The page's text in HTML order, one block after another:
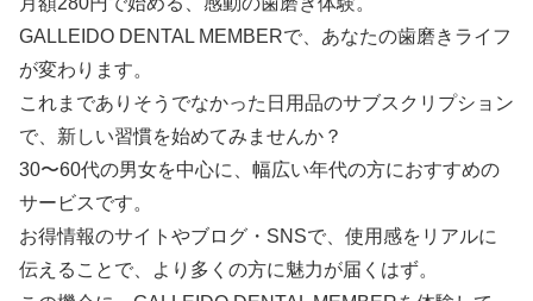
GALLEIDO DENTAL MEMBERで、あなたの歯磨きライフ
が変わります。
これまでありそうでなかった日用品のサブスクリプション
で、新しい習慣を始めてみませんか？
30〜60代の男女を中心に、幅広い年代の方におすすめの
サービスです。
お得情報のサイトやブログ・SNSで、使用感をリアルに
伝えることで、より多くの方に魅力が届くはず。